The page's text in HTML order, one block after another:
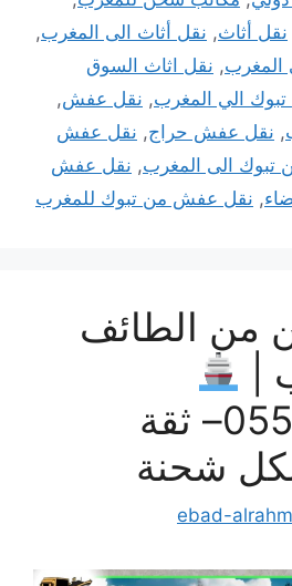
نقل أثاث, نقل أثاث الى المغرب,
المغرب, نقل اثاث السوق
الي المغرب, نقل عفش,
, نقل عفش حراج, نقل عفش
الى المغرب, نقل عفش
, نقل عفش من تبوك للمغرب
من الطائف
|
0553885449– ثقة
لكل شحنة
ebad-